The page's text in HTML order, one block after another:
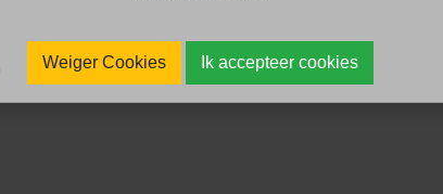
Weiger Cookies Ik accepteer cookies